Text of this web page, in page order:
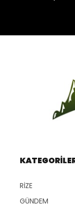
RİZE
GÜNDEM